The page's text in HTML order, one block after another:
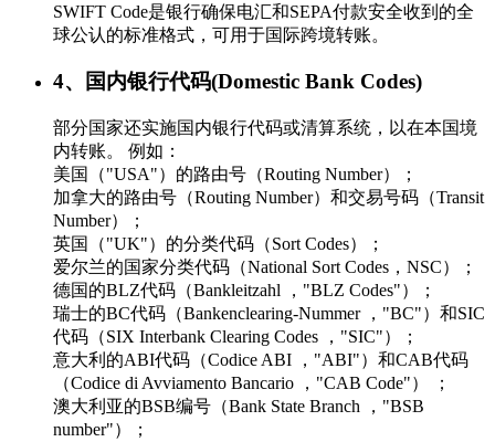
SWIFT Code是银行确保电汇和SEPA付款安全收到的全
球公认的标准格式，可用于国际跨境转账。
4、国内银行代码(Domestic Bank Codes)
部分国家还实施国内银行代码或清算系统，以在本国境
内转账。 例如：
美国（"USA"）的路由号（Routing Number）；
加拿大的路由号（Routing Number）和交易号码（Transit
Number）；
英国（"UK"）的分类代码（Sort Codes）；
爱尔兰的国家分类代码（National Sort Codes，NSC）；
德国的BLZ代码（Bankleitzahl ，"BLZ Codes"）；
瑞士的BC代码（Bankenclearing-Nummer ，"BC"）和SIC
代码（SIX Interbank Clearing Codes ，"SIC"）；
意大利的ABI代码（Codice ABI ，"ABI"）和CAB代码
（Codice di Avviamento Bancario ，"CAB Code"） ；
澳大利亚的BSB编号（Bank State Branch ，"BSB
number"）；